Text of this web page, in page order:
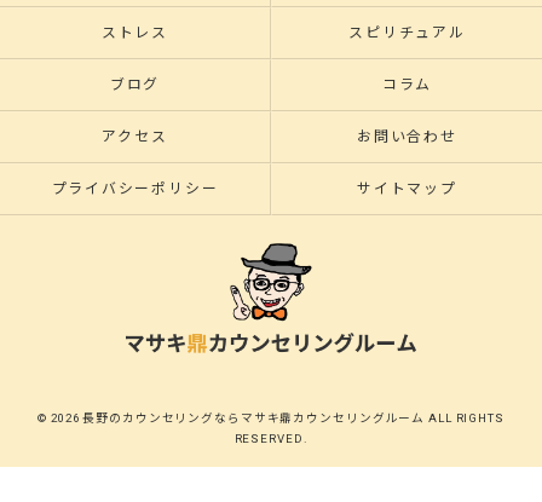
ストレス スピリチュアル
ブログ コラム
アクセス お問い合わせ
プライバシーポリシー サイトマップ
© 2026 長野のカウンセリングならマサキ鼎カウンセリングルーム ALL RIGHTS
RESERVED.